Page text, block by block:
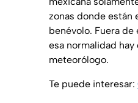
zonas donde están
benévolo. Fuera
esa normalidad
meteorólogo.
Te puede interesar: